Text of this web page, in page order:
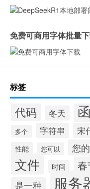
免费可商用字体批量
标签
代码 冬天
多个 字符串 宋
性能 您可以 您的
文件 时间
是一种 服务